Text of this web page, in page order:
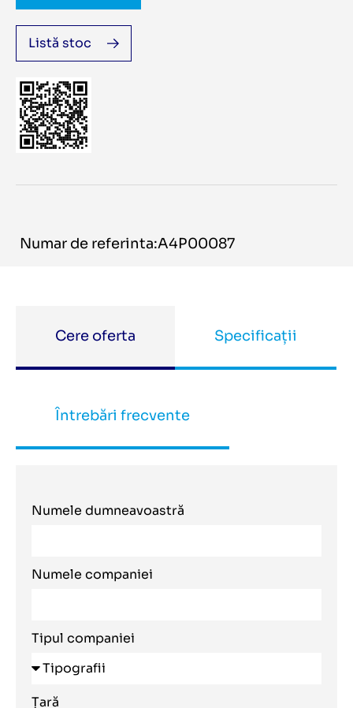
Listă stoc
Numar de referinta:A4P00087
Cere oferta Specificații
Întrebări frecvente
Numele dumneavoastră
Numele companiei
Tipul companiei
Țară